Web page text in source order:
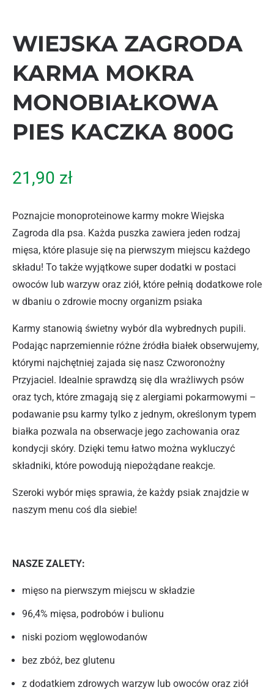
WIEJSKA ZAGRODA
KARMA MOKRA
MONOBIAŁKOWA
PIES KACZKA 800G
21,90 zł
Poznajcie monoproteinowe karmy mokre Wiejska
Zagroda dla psa. Każda puszka zawiera jeden rodzaj
mięsa, które plasuje się na pierwszym miejscu każdego
składu! To także wyjątkowe super dodatki w postaci
owoców lub warzyw oraz ziół, które pełnią dodatkowe role
w dbaniu o zdrowie mocny organizm psiaka
Karmy stanowią świetny wybór dla wybrednych pupili.
Podając naprzemiennie różne źródła białek obserwujemy,
którymi najchętniej zajada się nasz Czworonożny
Przyjaciel. Idealnie sprawdzą się dla wrażliwych psów
oraz tych, które zmagają się z alergiami pokarmowymi –
podawanie psu karmy tylko z jednym, określonym typem
białka pozwala na obserwacje jego zachowania oraz
kondycji skóry. Dzięki temu łatwo można wykluczyć
składniki, które powodują niepożądane reakcje.
Szeroki wybór mięs sprawia, że każdy psiak znajdzie w
naszym menu coś dla siebie!
NASZE ZALETY:
mięso na pierwszym miejscu w składzie
96,4% mięsa, podrobów i bulionu
niski poziom węglowodanów
bez zbóż, bez glutenu
z dodatkiem zdrowych warzyw lub owoców oraz ziół